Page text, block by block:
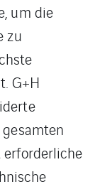
um die
zu
G+H